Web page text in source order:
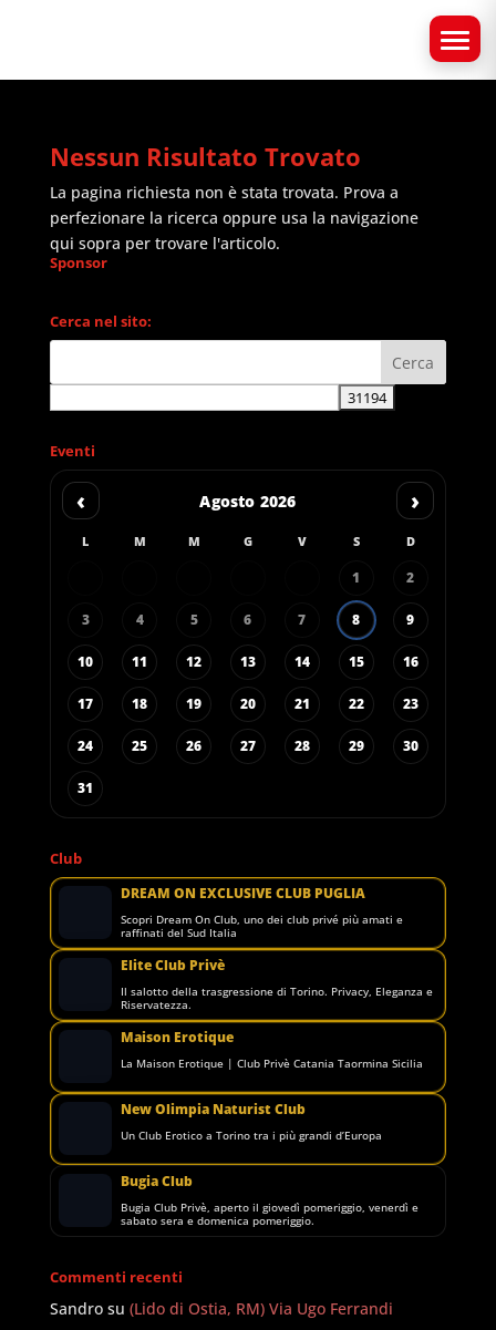
Nessun Risultato Trovato
La pagina richiesta non è stata trovata. Prova a
perfezionare la ricerca oppure usa la navigazione
qui sopra per trovare l'articolo.
Sponsor
Cerca nel sito:
Eventi
‹ Agosto 2026 ›
L M M G V S D
1 2
3 4 5 6 7 8 9
10 11 12 13 14 15 16
17 18 19 20 21 22 23
24 25 26 27 28 29 30
31
Club
DREAM ON EXCLUSIVE CLUB PUGLIA
Scopri Dream On Club, uno dei club privé più amati e
raffinati del Sud Italia
Elite Club Privè
Il salotto della trasgressione di Torino. Privacy, Eleganza e
Riservatezza.
Maison Erotique
La Maison Erotique | Club Privè Catania Taormina Sicilia
New Olimpia Naturist Club
Un Club Erotico a Torino tra i più grandi d’Europa
Bugia Club
Bugia Club Privè, aperto il giovedì pomeriggio, venerdì e
sabato sera e domenica pomeriggio.
Commenti recenti
Sandrosu (Lido di Ostia, RM) Via Ugo Ferrandi